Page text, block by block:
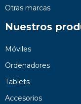
Otras marcas
Nuestros
Móviles
Ordenadores
Tablets
Accesorios